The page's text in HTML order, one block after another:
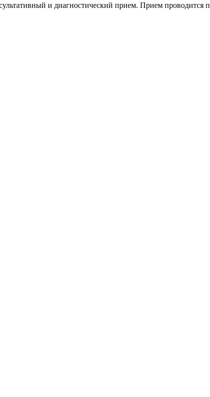
и диагностический прием. Прием проводится